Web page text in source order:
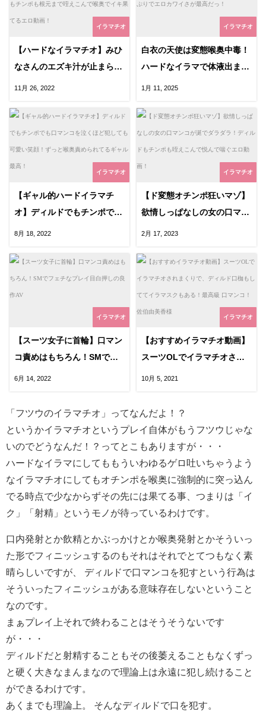
イラマチオ
【ハードなイラマチオ】みひ
なさんのエズキ汁が止まらな
喉奥でイキ果てるエロ動画！
11月 26, 2022
イラマチオ
白衣の天使は変態喉奥中毒！
ハードなイラマで体液出まく
っ！
1月 11, 2025
イラマチオ
【ギャル的ハードイラマチ
オ】ディルドでもチンポでも
られてるギャル最高！
8月 18, 2022
イラマチオ
【ド変態オチンポ狂いマゾ】
欲情しっぱなしの女の口マン
喘ぐエロ動画！
2月 17, 2023
イラマチオ
【スーツ女子に首輪】口マン
コ責めはもちろん！SMでフ
ェチなプレイ目白押しの良作
6月 14, 2022
イラマチオ
【おすすめイラマチオ動画】
スーツOLでイラマチオされ
まくりで、ディルド口枷もし
10月 5, 2021
「フツウのイラマチオ」ってなんだよ！？
というかイラマチオというプレイ自体がもうフツウじゃな
いのでどうなんだ！？ってとこもありますが・・・
ハードなイラマにしてももういわゆるゲロ吐いちゃうよう
なイラマチオにしてもオチンポを喉奥に強制的に突っ込ん
でる時点で少なからずその先には果てる事、つまりは「イ
ク」「射精」というモノが待っているわけです。
口内発射とか飲精とかぶっかけとか喉奥発射とかそういっ
た形でフィニッシュするのもそれはそれでとてつもなく素
晴らしいですが、 ディルドで口マンコを犯すという行為は
そういったフィニッシュがある意味存在しないということ
なのです。
まぁプレイ上それで終わることはそうそうないです
が・・・
ディルドだと射精することもその後萎えることもなくずっ
と硬く大きなまんまなので理論上は永遠に犯し続けること
ができるわけです。
あくまでも理論上。 そんなディルドで口を犯す。